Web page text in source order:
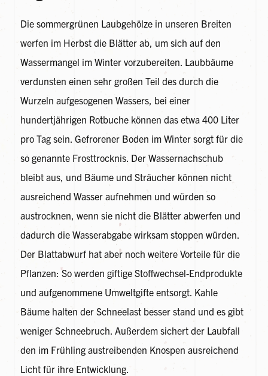
Die sommergrünen Laubgehölze in unseren Breiten
werfen im Herbst die Blätter ab, um sich auf den
Wassermangel im Winter vorzubereiten. Laubbäume
verdunsten einen sehr großen Teil des durch die
Wurzeln aufgesogenen Wassers, bei einer
hundertjährigen Rotbuche können das etwa 400 Liter
pro Tag sein. Gefrorener Boden im Winter sorgt für die
so genannte Frosttrocknis. Der Wassernachschub
bleibt aus, und Bäume und Sträucher können nicht
ausreichend Wasser aufnehmen und würden so
austrocknen, wenn sie nicht die Blätter abwerfen und
dadurch die Wasserabgabe wirksam stoppen würden.
Der Blattabwurf hat aber noch weitere Vorteile für die
Pflanzen: So werden giftige Stoffwechsel-Endprodukte
und aufgenommene Umweltgifte entsorgt. Kahle
Bäume halten der Schneelast besser stand und es gibt
weniger Schneebruch. Außerdem sichert der Laubfall
den im Frühling austreibenden Knospen ausreichend
Licht für ihre Entwicklung.